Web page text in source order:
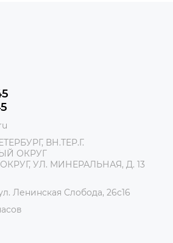
ВН.ТЕР.Г.
ОКРУГ
УЛ. МИНЕРАЛЬНАЯ, Д. 13
Ленинская Слобода, 26с16